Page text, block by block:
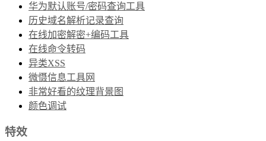
华为默认账号/密码查询工具
历史域名解析记录查询
在线加密解密+编码工具
在线命令转码
异类XSS
微慑信息工具网
非常好看的纹理背景图
颜色调试
特效